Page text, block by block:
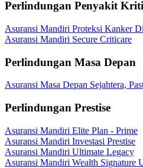
Perlindungan Penyakit
Asuransi Mandiri Proteksi Kanker
Asuransi Mandiri Secure Criticare
Perlindungan Masa Depan
Asuransi Masa Depan Sejahtera,
Perlindungan Prestise
Asuransi Mandiri Elite Plan - Prime
Asuransi Mandiri Investasi Prestise
Asuransi Mandiri Ultimate Legacy
Asuransi Mandiri Wealth Signature